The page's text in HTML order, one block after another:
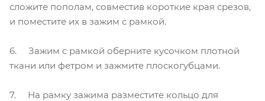
сложите пополам, совместив короткие края срезов,
и поместите их в зажим с рамкой.
6. Зажим с рамкой оберните кусочком плотной
ткани или фетром и зажмите плоскогубцами.
7. На рамку зажима разместите кольцо для